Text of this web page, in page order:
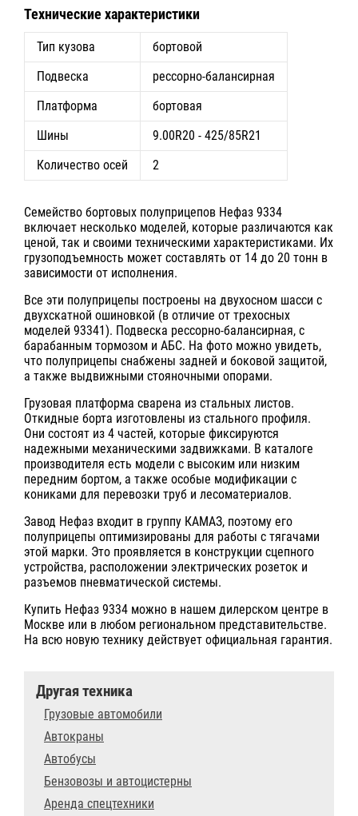
Технические характеристики
Тип кузова
бортовой
Подвеска
рессорно-балансирная
Платформа
бортовая
Шины
9.00R20 - 425/85R21
Количество осей
2
Семейство бортовых полуприцепов Нефаз 9334
включает несколько моделей, которые различаются как
ценой, так и своими техническими характеристиками. Их
грузоподъемность может составлять от 14 до 20 тонн в
зависимости от исполнения.
Все эти полуприцепы построены на двухосном шасси с
двухскатной ошиновкой (в отличие от трехосных
моделей 93341). Подвеска рессорно-балансирная, с
барабанным тормозом и АБС. На фото можно увидеть,
что полуприцепы снабжены задней и боковой защитой,
а также выдвижными стояночными опорами.
Грузовая платформа сварена из стальных листов.
Откидные борта изготовлены из стального профиля.
Они состоят из 4 частей, которые фиксируются
надежными механическими задвижками. В каталоге
производителя есть модели с высоким или низким
передним бортом, а также особые модификации с
кониками для перевозки труб и лесоматериалов.
Завод Нефаз входит в группу КАМАЗ, поэтому его
полуприцепы оптимизированы для работы с тягачами
этой марки. Это проявляется в конструкции сцепного
устройства, расположении электрических розеток и
разъемов пневматической системы.
Купить Нефаз 9334 можно в нашем дилерском центре в
Москве или в любом региональном представительстве.
На всю новую технику действует официальная гарантия.
Другая техника
Грузовые автомобили
Автокраны
Автобусы
Бензовозы и автоцистерны
Аренда спецтехники